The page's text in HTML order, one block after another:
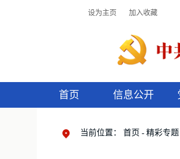
设为主页 加入收藏
首页 信息公开
当前位置： 首页 精彩专题